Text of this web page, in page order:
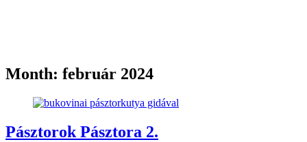
Month: február 2024
Pásztorok Pásztora 2.